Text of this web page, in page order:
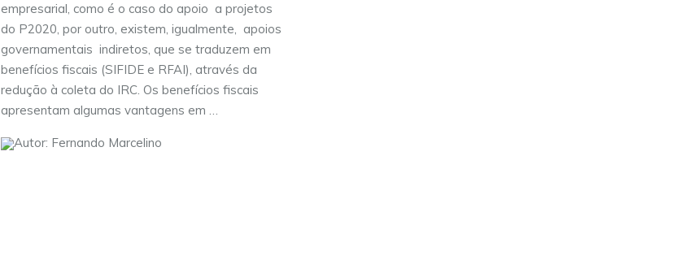
empresarial, como é o caso do apoio a projetos
do P2020, por outro, existem, igualmente, apoios
governamentais indiretos, que se traduzem em
benefícios fiscais (SIFIDE e RFAI), através da
redução à coleta do IRC. Os benefícios fiscais
apresentam algumas vantagens em …
Autor: Fernando Marcelino